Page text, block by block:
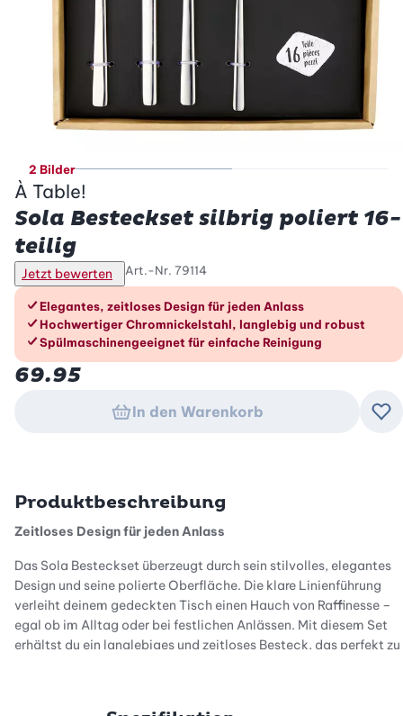
2 Bilder
À Table!
Sola Besteckset silbrig poliert 16-
teilig
Jetzt bewerten Art.-Nr. 79114
Die Vorteile im Überblick
Elegantes, zeitloses Design für jeden Anlass
Hochwertiger Chromnickelstahl, langlebig und robust
Spülmaschinengeeignet für einfache Reinigung
69.95
In den Warenkorb
Produktbeschreibung
Zeitloses Design für jeden Anlass
Das Sola Besteckset überzeugt durch sein stilvolles, elegantes
Design und seine polierte Oberfläche. Die klare Linienführung
verleiht deinem gedeckten Tisch einen Hauch von Raffinesse –
egal ob im Alltag oder bei festlichen Anlässen. Mit diesem Set
erhältst du ein langlebiges und zeitloses Besteck, das perfekt zu